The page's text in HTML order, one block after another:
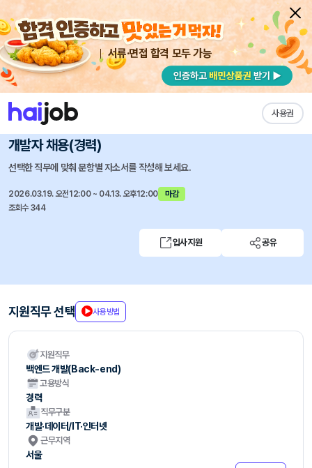
서류·면접 합격 모두 가능
사용권
채용공고 자소서 자유항목 자소서 내 작성목록
한국석유공업 즐겨찾기
[KP그룹]케미칼솔루션사업부 LAB BIZ팀 Back-end
개발자 채용(경력)
선택한 직무에 맞춰 문항별 자소서를 작성해 보세요.
2026.03.19. 오전12:00 ~ 04.13. 오후12:00
마감
조회수 344
입사지원 공유
지원직무 선택 사용방법
지원직무
백엔드 개발(Back-end)
고용방식
경력
직무구분
개발·데이터/IT·인터넷
근무지역
서울